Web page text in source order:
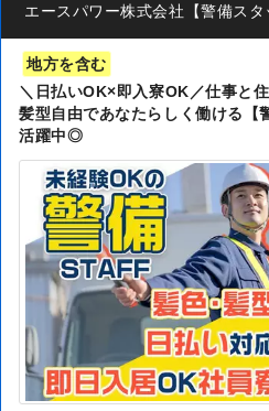
エースパワー株式会社【警備ス
地方を含む
＼日払いOK×即入寮OK／仕事と
髪型自由であなたらしく働ける【
活躍中◎